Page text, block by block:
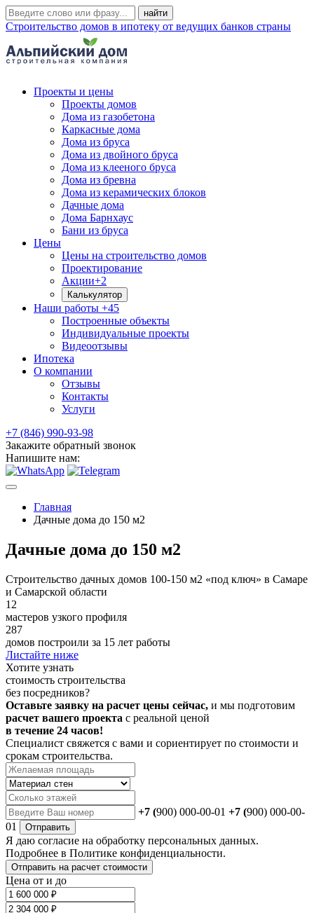
Строительство домов в ипотеку от ведущих банков страны
Проекты и цены
Проекты домов
Дома из газобетона
Каркасные дома
Дома из бруса
Дома из двойного бруса
Дома из клееного бруса
Дома из бревна
Дома из керамических блоков
Дачные дома
Дома Барнхаус
Бани из бруса
Цены
Цены на строительство домов
Проектирование
Акции+2
Калькулятор
Наши работы +45
Построенные объекты
Индивидуальные проекты
Видеоотзывы
Ипотека
О компании
Отзывы
Контакты
Услуги
+7 (846) 990-93-98
Закажите обратный звонок
Напишите нам:
Главная
Дачные дома до 150 м2
Дачные дома до 150 м2
Строительство дачных домов 100-150 м2 «под ключ» в Самаре
и Самарской области
12
мастеров узкого профиля
287
домов построили за 15 лет работы
Листайте ниже
Хотите узнать
стоимость строительства
без посредников?
Оставьте заявку на расчет цены сейчас, и мы подготовим
расчет вашего проекта с реальной ценой
в течение 24 часов!
Специалист свяжется с вами и сориентирует по стоимости и
срокам строительства.
+7 (900) 000-00-01 +7 (900) 000-00-
01
Отправить
Я даю согласие на обработку персональных данных.
Подробнее в Политике конфиденциальности.
Отправить на расчет стоимости
Цена от и до